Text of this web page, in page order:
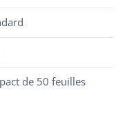
de 50 feuilles